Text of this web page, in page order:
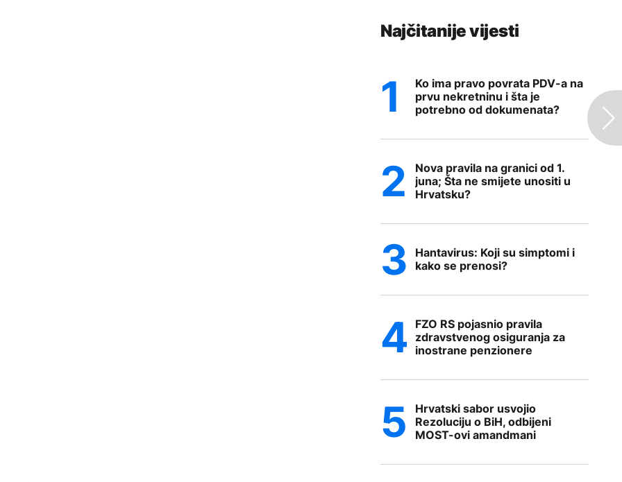
Najčitanije vijesti
Ko ima pravo povrata PDV-a na
prvu nekretninu i šta je
potrebno od dokumenata?
Nova pravila na granici od 1.
juna; Šta ne smijete unositi u
Hrvatsku?
Hantavirus: Koji su simptomi i
kako se prenosi?
FZO RS pojasnio pravila
zdravstvenog osiguranja za
inostrane penzionere
Hrvatski sabor usvojio
Rezoluciju o BiH, odbijeni
MOST-ovi amandmani